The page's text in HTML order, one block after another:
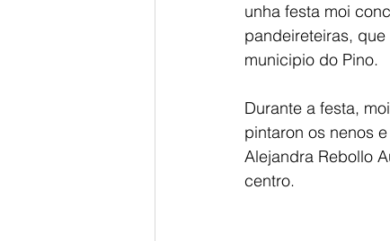
unha festa moi
pandeireteiras,
municipio do Pino.
Durante a festa,
pintaron os nenos
Alejandra Rebollo
centro.